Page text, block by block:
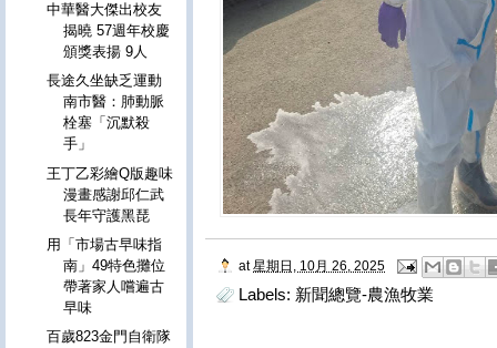
at 星期日, 10月 26, 2025
Labels: 新聞總覽-農漁牧業
中華醫大傑出校友
揭曉 57週年校慶
頒獎表揚 9人
長途久坐缺乏運動
南市醫：肺動脈
栓塞「沉默殺
手」
王丁乙彩繪Q版趣味
漫畫感謝邱仁武
長年守護黑琵
用「市場古早味指
南」49特色攤位
帶著家人嚐遍古
早味
百歲823金門自衛隊